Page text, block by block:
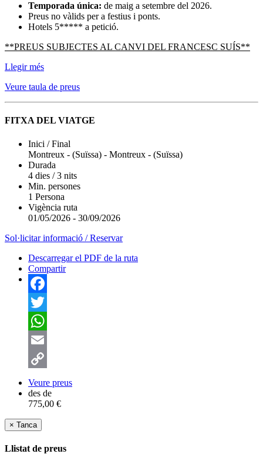
Temporada única: de maig a setembre del 2026.
Preus no vàlids per a festius i ponts.
Hotels 5***** a petició.
**PREUS SUBJECTES AL CANVI DEL FRANCESC SUÍS**
Llegir més
Veure taula de preus
FITXA DEL VIATGE
Inici / Final
Montreux - (Suïssa) - Montreux - (Suïssa)
Durada
4 dies / 3 nits
Min. persones
1 Persona
Vigència ruta
01/05/2026 - 30/09/2026
Sol·licitar informació / Reservar
Descarregar el PDF de la ruta
Compartir
Facebook
Twitter
WhatsApp
Email
Copy
Link
Veure preus
des de
775,00 €
× Tanca
Llistat de preus